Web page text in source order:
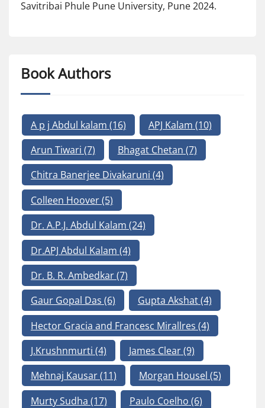
Savitribai Phule Pune University, Pune 2024.
Book Authors
A p j Abdul kalam (16) APJ Kalam (10)
Arun Tiwari (7) Bhagat Chetan (7)
Chitra Banerjee Divakaruni (4)
Colleen Hoover(5)
Dr. A.P.J. Abdul Kalam (24)
Dr.APJ Abdul Kalam (4)
Dr. B. R. Ambedkar(7)
Gaur Gopal Das (6) Gupta Akshat(4)
Hector Gracia and Francesc Mirallres (4)
J.Krushnmurti (4) James Clear(9)
Mehnaj Kausar(11) Morgan Housel (5)
Murty Sudha (17) Paulo Coelho (6)